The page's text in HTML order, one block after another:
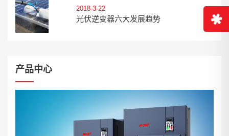
2018-3-22
光伏逆变器六大发展趋势
产品中心